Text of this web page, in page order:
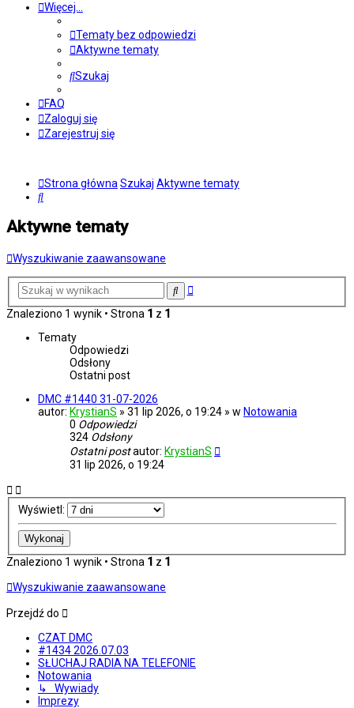
Więcej…
Tematy bez odpowiedzi
Aktywne tematy
Szukaj
FAQ
Zaloguj się
Zarejestruj się
Strona główna Szukaj Aktywne tematy
Szukaj
Aktywne tematy
Wyszukiwanie zaawansowane
SzukajWyszukiwanie
Znaleziono 1 wynik • Strona 1 z 1
Tematy
Odpowiedzi
Odsłony
Ostatni post
DMC #1440 31-07-2026
autor: KrystianS » 31 lip 2026, o 19:24 » w Notowania
0 Odpowiedzi
324 Odsłony
Ostatni postautor: KrystianS
31 lip 2026, o 19:24
Wyświetl:
Znaleziono 1 wynik • Strona 1 z 1
Wyszukiwanie zaawansowane
Przejdź do
CZAT DMC
#1434 2026.07.03
SŁUCHAJ RADIA NA TELEFONIE
Notowania
↳ Wywiady
Imprezy